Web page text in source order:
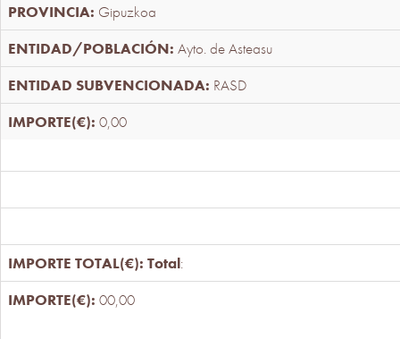
Gipuzkoa
Ayto. de Asteasu
RASD
0,00
Total:
00,00